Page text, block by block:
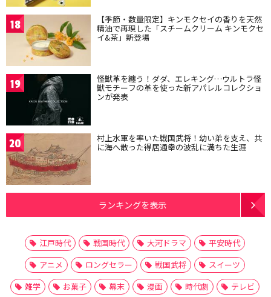
18 【季節・数量限定】キンモクセイの香りを天然
精油で再現した「スチームクリーム キンモクセ
イ&茶」新登場
19 怪獣革を纏う！ダダ、エレキング…ウルトラ怪
獣モチーフの革を使った新アパレルコレクショ
ンが発表
20 村上水軍を率いた戦国武将！幼い弟を支え、共
に海へ散った得居通幸の波乱に満ちた生涯
ランキングを表示
江戸時代 戦国時代 大河ドラマ
平安時代
アニメ
ロングセラー 戦国武将
スイーツ
雑学
お菓子 幕末 漫画 時代劇
テレビ